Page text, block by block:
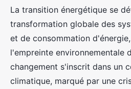
La transition énergétique se
transformation globale des
et de consommation
l'empreinte environnementale
changement s'inscrit dans un
climatique, marqué par une